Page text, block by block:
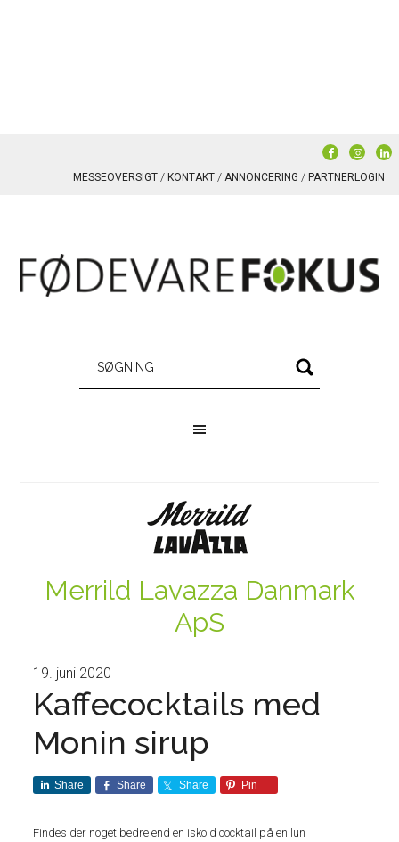
MESSEOVERSIGT KONTAKT ANNONCERING PARTNERLOGIN
Merrild Lavazza Danmark
ApS
19. juni 2020
Kaffecocktails med
Monin sirup
Share Share Share Pin
Findes der noget bedre end en iskold cocktail på en lun